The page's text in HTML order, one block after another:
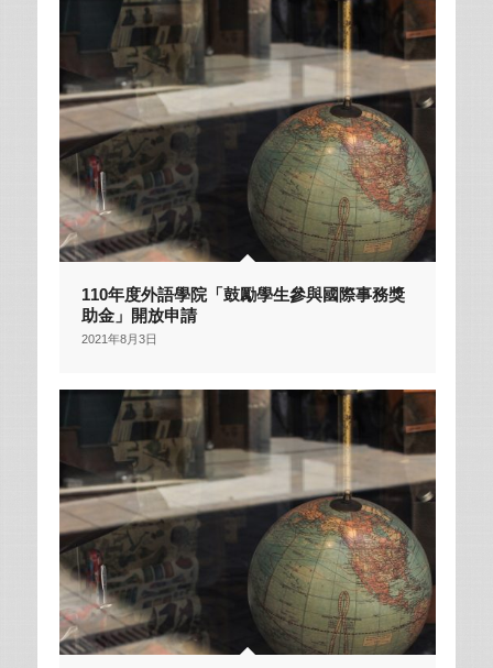
110年度外語學院「鼓勵學生參與國際事務獎
助金」開放申請
2021年8月3日